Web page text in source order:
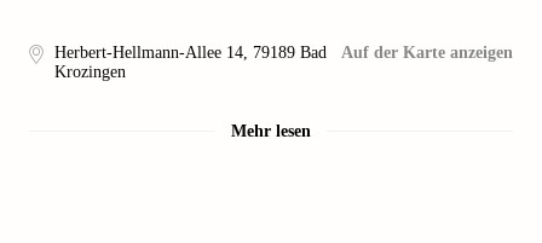
Herbert-Hellmann-Allee 14, 79189 Bad
Krozingen
Auf der Karte anzeigen
Mehr lesen